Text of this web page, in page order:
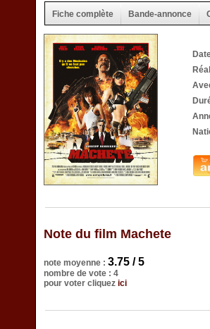
Fiche complète Bande-annonce
Note du film Machete
note moyenne : 3.75 / 5
nombre de vote : 4
pour voter cliquez ici